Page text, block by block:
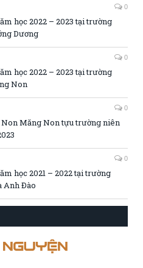
0
học 2022 – 2023 tại trường
Dương
0
học 2022 – 2023 tại trường
Non
0
Măng Non tựu trường niên
0
học 2021 – 2022 tại trường
Anh Đào